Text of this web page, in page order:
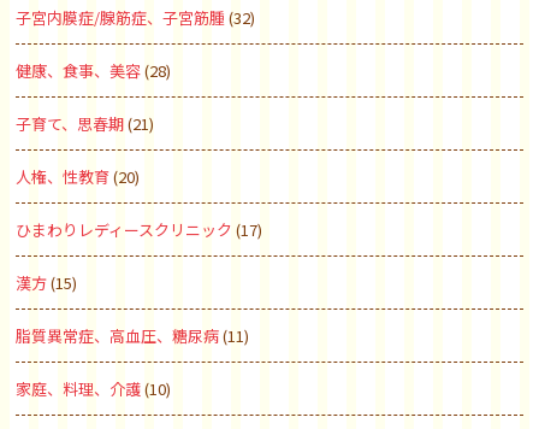
子宮内膜症/腺筋症、子宮筋腫 (32)
健康、食事、美容(28)
子育て、思春期(21)
人権、性教育(20)
ひまわりレディースクリニック (17)
漢方(15)
脂質異常症、高血圧、糖尿病(11)
家庭、料理、介護(10)